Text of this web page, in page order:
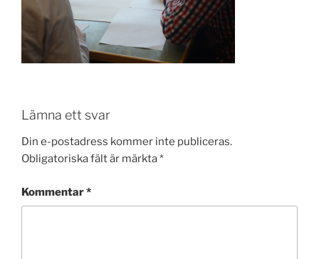
Lämna ett svar
Din e-postadress kommer inte publiceras.
Obligatoriska fält är märkta*
Kommentar*